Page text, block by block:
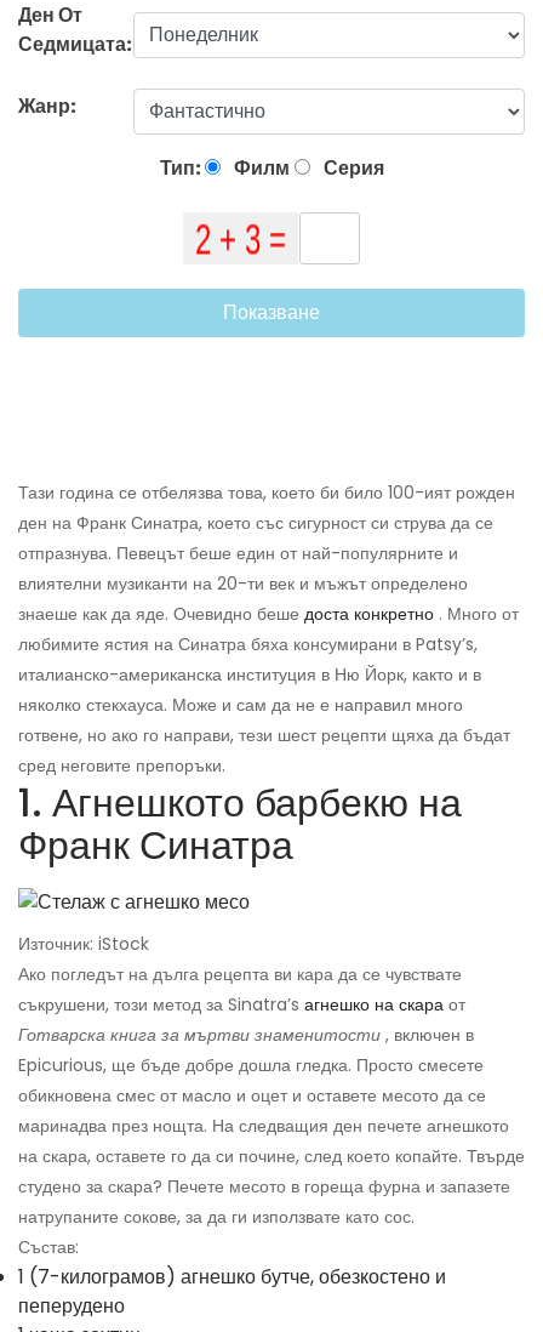
Ден От
Седмицата:
Жанр:
Тип: Филм Серия
Показване
Тази година се отбелязва това, което би било 100-ият рожден
ден на Франк Синатра, което със сигурност си струва да се
отпразнува. Певецът беше един от най-популярните и
влиятелни музиканти на 20-ти век и мъжът определено
знаеше как да яде. Очевидно беше доста конкретно . Много от
любимите ястия на Синатра бяха консумирани в Patsy’s,
италианско-американска институция в Ню Йорк, както и в
няколко стекхауса. Може и сам да не е направил много
готвене, но ако го направи, тези шест рецепти щяха да бъдат
сред неговите препоръки.
1. Агнешкото барбекю на
Франк Синатра
Източник: iStock
Ако погледът на дълга рецепта ви кара да се чувствате
съкрушени, този метод за Sinatra’s агнешко на скара от
Готварска книга за мъртви знаменитости , включен в
Epicurious, ще бъде добре дошла гледка. Просто смесете
обикновена смес от масло и оцет и оставете месото да се
маринадва през нощта. На следващия ден печете агнешкото
на скара, оставете го да си почине, след което копайте. Твърде
студено за скара? Печете месото в гореща фурна и запазете
натрупаните сокове, за да ги използвате като сос.
Състав:
1 (7-килограмов) агнешко бутче, обезкостено и
пеперудено